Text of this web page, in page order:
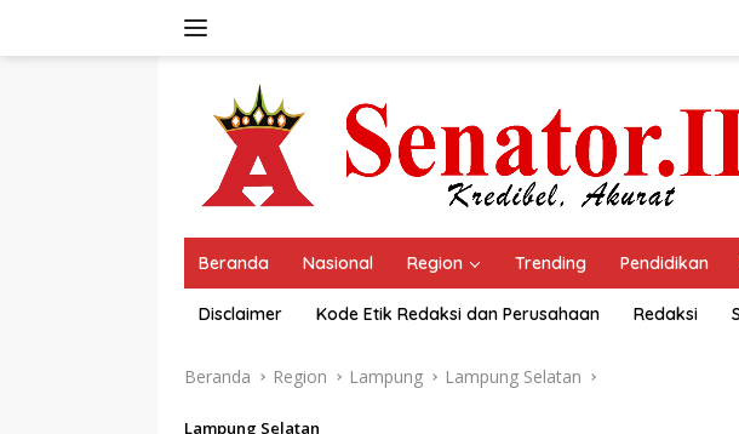
Beranda Nasional Region Trending Pendidikan
Disclaimer Kode Etik Redaksi dan Perusahaan Redaksi
Beranda Region Lampung Lampung Selatan
Lampung Selatan